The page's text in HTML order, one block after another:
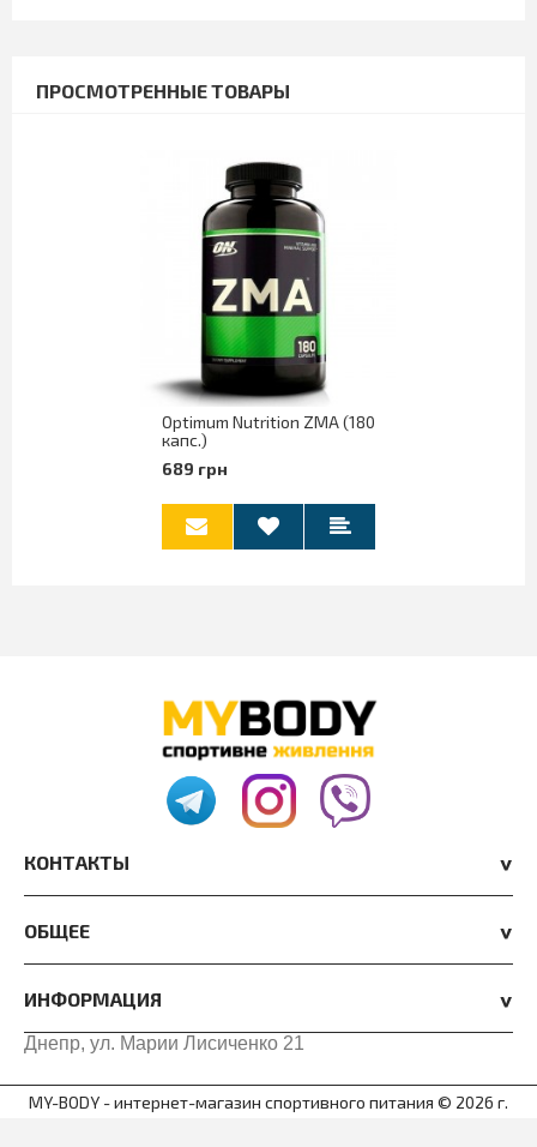
ПРОСМОТРЕННЫЕ ТОВАРЫ
Optimum Nutrition ZMA (180
капс.)
689 грн
КОНТАКТЫ
ОБЩЕЕ
ИНФОРМАЦИЯ
Днепр, ул. Марии Лисиченко 21
MY-BODY - интернет-магазин спортивного питания © 2026 г.